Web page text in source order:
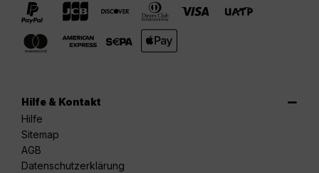
Hilfe & Kontakt
Hilfe
Sitemap
AGB
Datenschutzerklärung